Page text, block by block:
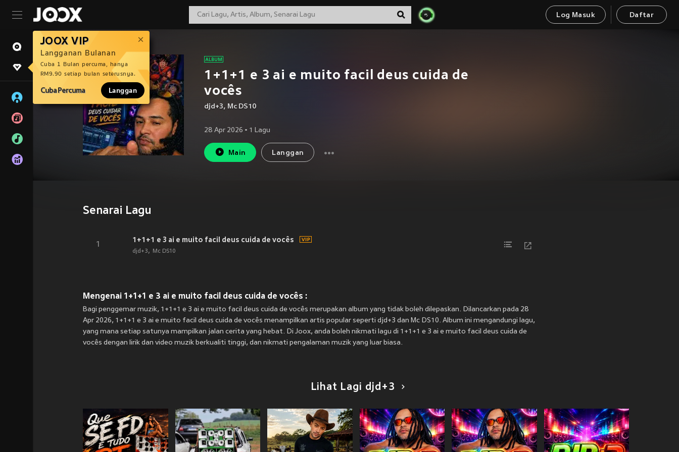
Log Masuk Daftar
JOOX VIP
Langganan Bulanan
Cuba 1 Bulan percuma, hanya
RM9.90 setiap bulan seterusnya.
Cuba Percuma Langgan
1+1+1 e 3 ai e muito facil deus cuida de
vocês
djd+3, Mc DS10
28 Apr 2026 • 1 Lagu
Main Langgan
Senarai Lagu
1
1+1+1 e 3 ai e muito facil deus cuida de vocês
djd+3 Mc DS10
Mengenai 1+1+1 e 3 ai e muito facil deus cuida de vocês :
Bagi penggemar muzik, 1+1+1 e 3 ai e muito facil deus cuida de vocês merupakan album yang tidak boleh dilepaskan. Dilancarkan pada 28
Apr 2026, 1+1+1 e 3 ai e muito facil deus cuida de vocês menampilkan artis popular seperti djd+3 dan Mc DS10. Album ini mengandungi lagu,
yang mana setiap satunya mampilkan jalan cerita yang hebat. Di Joox, anda boleh nikmati lagu di 1+1+1 e 3 ai e muito facil deus cuida de
vocês dengan lirik dan video muzik berkualiti tinggi, dan nikmati pengalaman muzik yang luar biasa.
Lihat Lagi djd+3